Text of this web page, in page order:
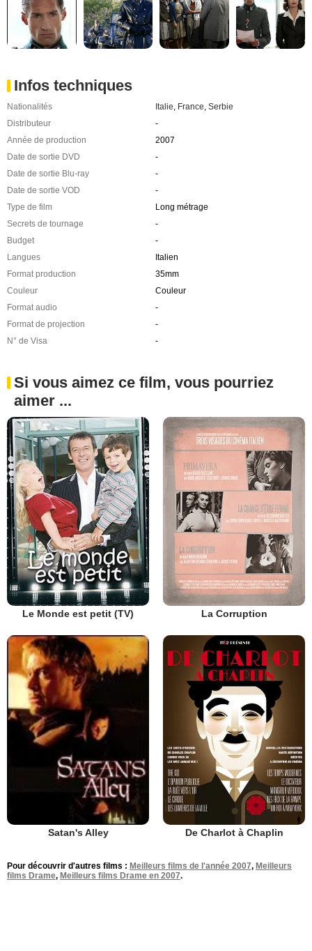
Infos techniques
Nationalités Italie France Serbie
Distributeur
-
Année de production
2007
Date de sortie DVD
-
Date de sortie Blu-ray
-
Date de sortie VOD
-
Type de film
Long métrage
Secrets de tournage
-
Budget
-
Langues
Italien
Format production
35mm
Couleur
Couleur
Format audio
-
Format de projection
-
N° de Visa
-
Si vous aimez ce film, vous pourriez
aimer ...
Le Monde est petit (TV) La Corruption
Satan's Alley De Charlot à Chaplin
Pour découvrir d'autres films : Meilleurs films de l'année 2007, Meilleurs
films Drame, Meilleurs films Drame en 2007.